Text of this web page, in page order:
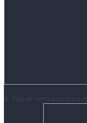
4. После чего